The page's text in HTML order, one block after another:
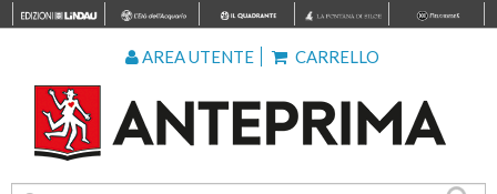
AREA UTENTE CARRELLO